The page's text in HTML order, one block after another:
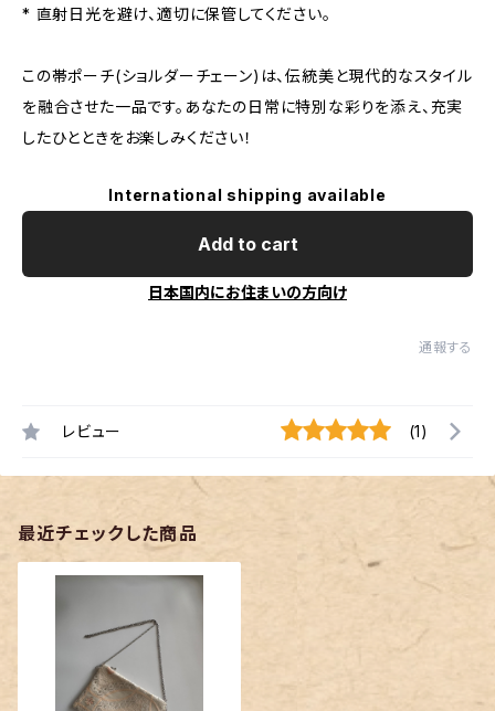
* 直射日光を避け、適切に保管してください。
この帯ポーチ(ショルダーチェーン)は、伝統美と現代的なスタイル
を融合させた一品です。あなたの日常に特別な彩りを添え、充実
したひとときをお楽しみください！
International shipping available
Add to cart
日本国内にお住まいの方向け
通報する
レビュー (1)
最近チェックした商品